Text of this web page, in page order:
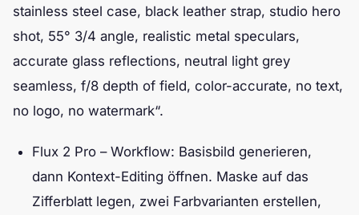
stainless steel case, black leather strap, studio hero
shot, 55° 3/4 angle, realistic metal speculars,
accurate glass reflections, neutral light grey
seamless, f/8 depth of field, color-accurate, no text,
no logo, no watermark“.
Flux 2 Pro – Workflow: Basisbild generieren,
dann Kontext-Editing öffnen. Maske auf das
Zifferblatt legen, zwei Farbvarianten erstellen,